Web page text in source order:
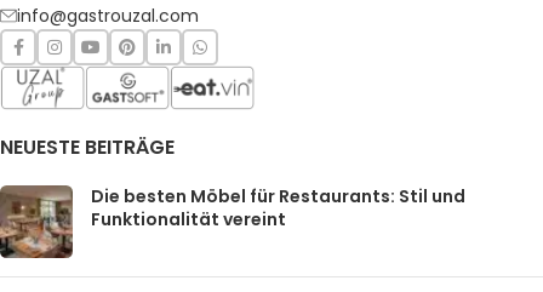
info@gastrouzal.com
NEUESTE BEITRÄGE
Die besten Möbel für Restaurants: Stil und
Funktionalität vereint